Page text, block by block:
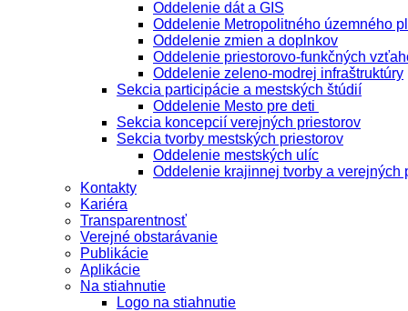
Oddelenie dát a GIS
Oddelenie Metropolitného územného
Oddelenie zmien a doplnkov
Oddelenie priestorovo-funkčných
Oddelenie zeleno-modrej infraštruktúry
Sekcia participácie a mestských štúdií
Oddelenie Mesto pre deti
Sekcia koncepcií verejných priestorov
Sekcia tvorby mestských priestorov
Oddelenie mestských ulíc
Oddelenie krajinnej tvorby a verejných
Kontakty
Kariéra
Transparentnosť
Verejné obstarávanie
Publikácie
Aplikácie
Na stiahnutie
Logo na stiahnutie